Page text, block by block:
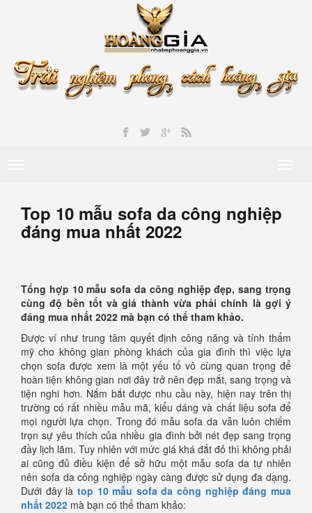
Top 10 mẫu sofa da công nghiệp
đáng mua nhất 2022
Tổng hợp 10 mẫu sofa da công nghiệp đẹp, sang trọng
cùng độ bền tốt và giá thành vừa phải chính là gợi ý
đáng mua nhất 2022 mà bạn có thể tham khảo.
Được ví như trung tâm quyết định công năng và tính thẩm
mỹ cho không gian phòng khách của gia đình thì việc lựa
chọn sofa được xem là một yếu tố vô cùng quan trọng để
hoàn tiện không gian nơi đây trở nên đẹp mắt, sang trọng và
tiện nghi hơn. Nắm bắt được nhu cầu này, hiện nay trên thị
trường có rất nhiều mẫu mã, kiểu dáng và chất liệu sofa để
mọi người lựa chọn. Trong đó mẫu sofa da vẫn luôn chiếm
trọn sự yêu thích của nhiều gia đình bởi nét đẹp sang trọng
đầy lịch lãm. Tuy nhiên với mức giá khá đắt đỏ thì không phải
ai cũng đủ điều kiện để sở hữu một mẫu sofa da tự nhiên
nên sofa da công nghiệp ngày càng được sử dụng đa dạng.
Dưới đây là top 10 mẫu sofa da công nghiệp đáng mua
nhất 2022 mà bạn có thể tham khảo: